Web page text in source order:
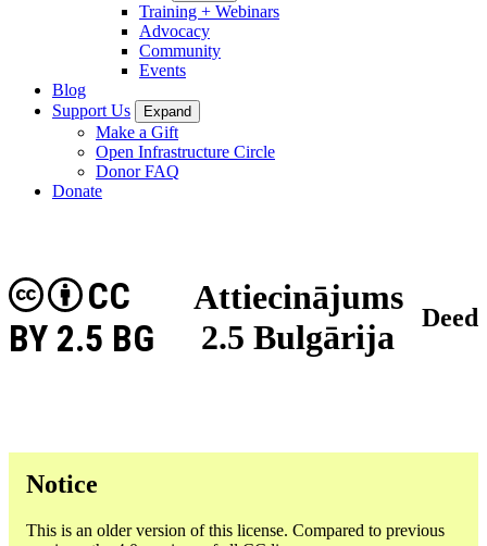
Training + Webinars
Advocacy
Community
Events
Blog
Support Us
Expand
Make a Gift
Open Infrastructure Circle
Donor FAQ
Donate
Attiecinājums
2.5 Bulgārija
CC
BY 2.5 BG
Deed
Notice
This is an older version of this license. Compared to previous